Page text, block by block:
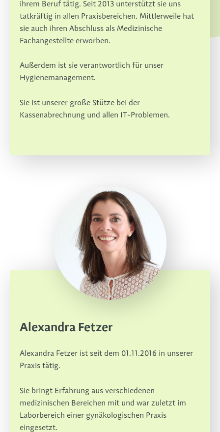
ihrem Beruf tätig. Seit 2013 unterstützt sie uns
tatkräftig in allen Praxisbereichen. Mittlerweile hat
sie auch ihren Abschluss als Medizinische
Fachangestellte erworben.
Außerdem ist sie verantwortlich für unser
Hygienemanagement.
Sie ist unserer große Stütze bei der
Kassenabrechnung und allen IT-Problemen.
Alexandra Fetzer
Alexandra Fetzer ist seit dem 01.11.2016 in unserer
Praxis tätig.
Sie bringt Erfahrung aus verschiedenen
medizinischen Bereichen mit und war zuletzt im
Laborbereich einer gynäkologischen Praxis
eingesetzt.